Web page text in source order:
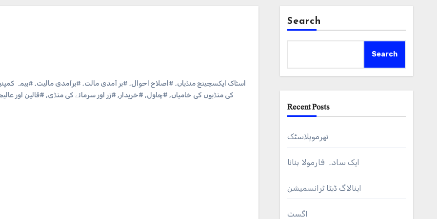
#اسٹاک ایکسچینج منڈیاں, #اصلاح احوال, #بر آمدی مالت, #برآمدی مالیت, #بیمہ
کی منڈیوں کی خامیاں, #چاول, #خریدار, #زر اور سرمائے کی منڈی, #قالین اور
Search
Search
Recent Posts
تھرموپلاسٹک
ایک سادہ فارمولا بنانا
اینالاگ ڈیٹا ٹرانسمیشن
اگست